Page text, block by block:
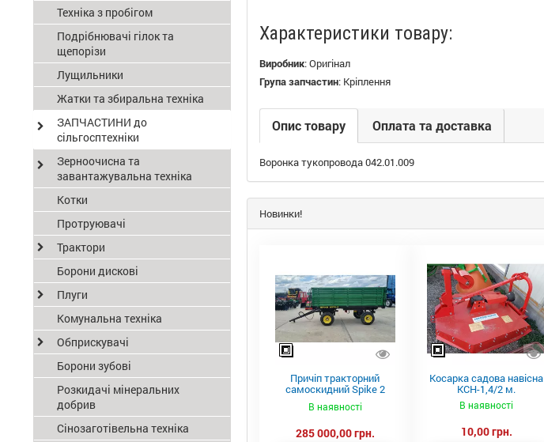
Характеристики товару:
Виробник:Оригінал
Група запчастин: Кріплення
Опис товару Оплата та доставка
Воронка тукопровода 042.01.009
Новинки!
Причіп тракторний
самоскидний Spike 2
В наявності
285 000,00 грн.
Косарка садова навісна
КСН-1,4/2 м.
В наявності
10,00 грн.
Техніка з пробігом
Подрібнювачі гілок та
щепорізи
Лущильники
Жатки та збиральна техніка
ЗАПЧАСТИНИ до
сільгосптехніки
Зерноочисна та
завантажувальна техніка
Котки
Протруювачі
Трактори
Борони дискові
Плуги
Комунальна техніка
Обприскувачі
Борони зубові
Розкидачі мінеральних
добрив
Сінозаготівельна техніка